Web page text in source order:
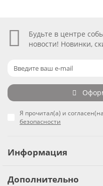
Будьте в центре
новости! Новинки,
Я прочитал(а) и
безопасности
Информация
Дополнительно